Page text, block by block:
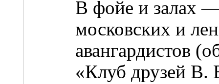
В фойе и залах —
московских и
авангардистов
«Клуб друзей В.